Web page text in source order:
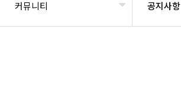
커뮤니티 공지사항